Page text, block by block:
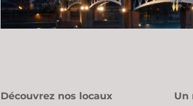
Découvrez nos locaux
Un